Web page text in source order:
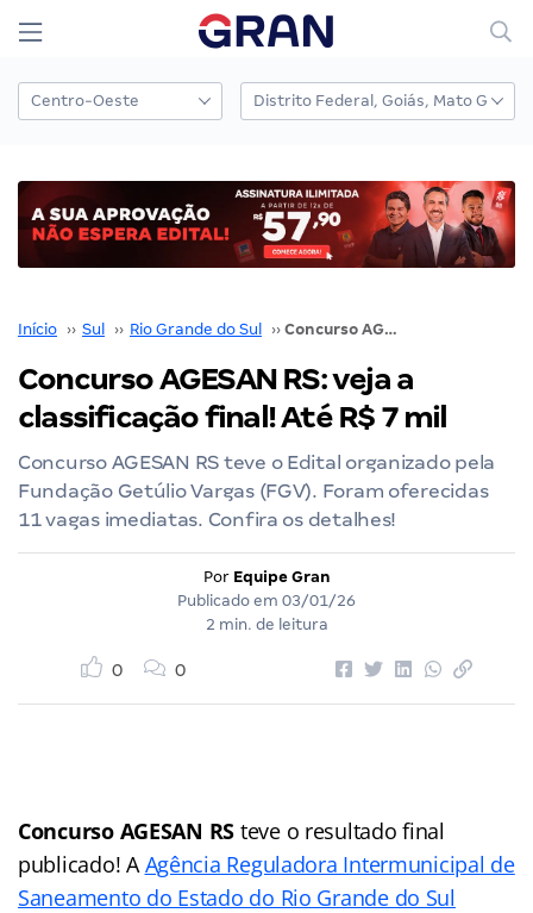
Início ›› Sul ›› Rio Grande do Sul ›› Concurso AGESAN RS: veja a classificação final! Até R$ 7 mil
Concurso AGESAN RS: veja a
classificação final! Até R$ 7 mil
Concurso AGESAN RS teve o Edital organizado pela
Fundação Getúlio Vargas (FGV). Foram oferecidas
11 vagas imediatas. Confira os detalhes!
Por Equipe Gran
Publicado em 03/01/26
2 min. de leitura
0 0
Concurso AGESAN RS teve o resultado final
publicado! AAgência Reguladora Intermunicipal de
Saneamento do Estado do Rio Grande do Sul